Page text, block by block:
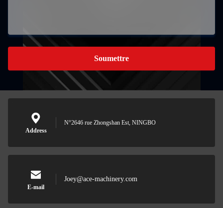
Soumettre
Address
N°2646 rue Zhongshan Est, NINGBO
E-mail
Joey@ace-machinery.com